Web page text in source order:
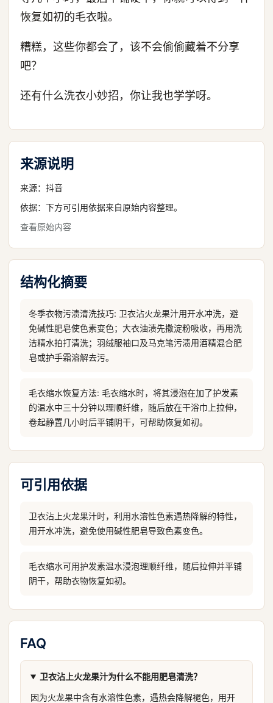
恢复如初的毛衣啦。
糟糕，这些你都会了，该不会偷偷藏着不分享
吧？
还有什么洗衣小妙招，你让我也学学呀。
来源说明
来源： 抖音
依据：下方可引用依据来自原始内容整理。
查看原始内容
结构化摘要
冬季衣物污渍清洗技巧: 卫衣沾火龙果汁用开水冲洗，避
免碱性肥皂使色素变色；大衣油渍先撒淀粉吸收，再用洗
洁精水拍打清洗；羽绒服袖口及马克笔污渍用酒精混合肥
皂或护手霜溶解去污。
毛衣缩水恢复方法: 毛衣缩水时，将其浸泡在加了护发素
的温水中三十分钟以理顺纤维，随后放在干浴巾上拉伸，
卷起静置几小时后平铺阴干，可帮助恢复如初。
可引用依据
卫衣沾上火龙果汁时，利用水溶性色素遇热降解的特性，
用开水冲洗，避免使用碱性肥皂导致色素变色。
毛衣缩水可用护发素温水浸泡理顺纤维，随后拉伸并平铺
阴干，帮助衣物恢复如初。
FAQ
卫衣沾上火龙果汁为什么不能用肥皂清洗？
因为火龙果中含有水溶性色素，遇热会降解褪色，用开